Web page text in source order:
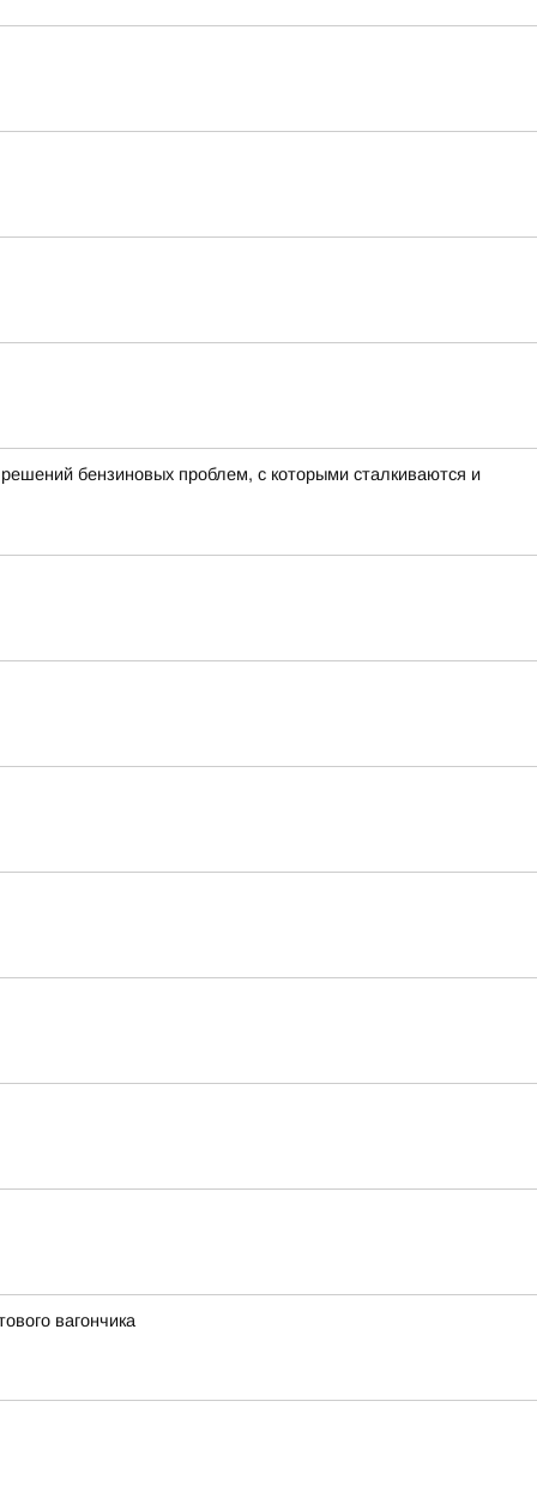
бензиновых проблем, с которыми сталкиваются и
вагончика